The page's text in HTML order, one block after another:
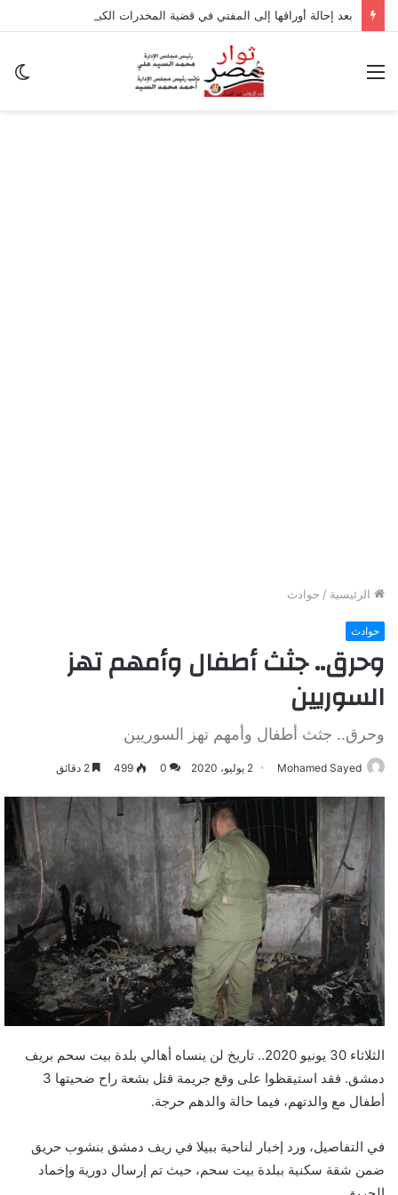
القائمة
الرئيسية / حوادث
حوادث
وحرق.. جثث أطفال وأمهم تهز
السوريين
وحرق.. جثث أطفال وأمهم تهز السوريين
Mohamed Sayed 2 يوليو، 2020 0
499
الثلاثاء 30 يونيو 2020.. تاريخ لن ينساه أهالي بلدة بيت سحم بريف
دمشق. فقد استيقظوا على وقع جريمة قتل بشعة راح ضحيتها 3
أطفال مع والدتهم، فيما حالة والدهم حرجة.
في التفاصيل، ورد إخبار لناحية ببيلا في ريف دمشق بنشوب حريق
ضمن شقة سكنية ببلدة بيت سحم، حيث تم إرسال دورية وإخماد